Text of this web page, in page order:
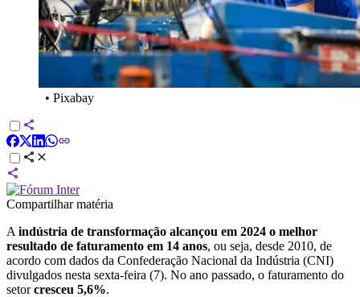
• Pixabay
Compartilhar matéria
A indústria de transformação alcançou em 2024 o melhor
resultado de faturamento em 14 anos, ou seja, desde 2010, de
acordo com dados da Confederação Nacional da Indústria (CNI)
divulgados nesta sexta-feira (7). No ano passado, o faturamento do
setorcresceu 5,6%.